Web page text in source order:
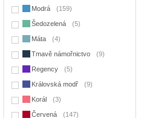
Modrá (159)
Šedozelená (5)
Máta (4)
Tmavě námořnictvo (9)
Regency (5)
Královská modř (9)
Korál (3)
Červená (147)